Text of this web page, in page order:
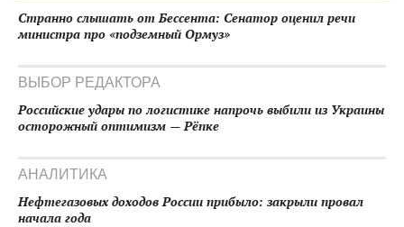
Странно слышать от Бессента: Сенатор оценил речи
министра про «подземный Ормуз»
ВЫБОР РЕДАКТОРА
Российские удары по логистике напрочь выбили из Украины
осторожный оптимизм — Рёпке
АНАЛИТИКА
Нефтегазовых доходов России прибыло: закрыли провал
начала года